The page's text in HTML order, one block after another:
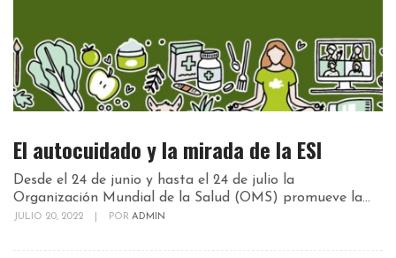
El autocuidado y la mirada de la ESI
Desde el 24 de junio y hasta el 24 de julio la
Organización Mundial de la Salud (OMS) promueve la...
JULIO 20, 2022 POR ADMIN